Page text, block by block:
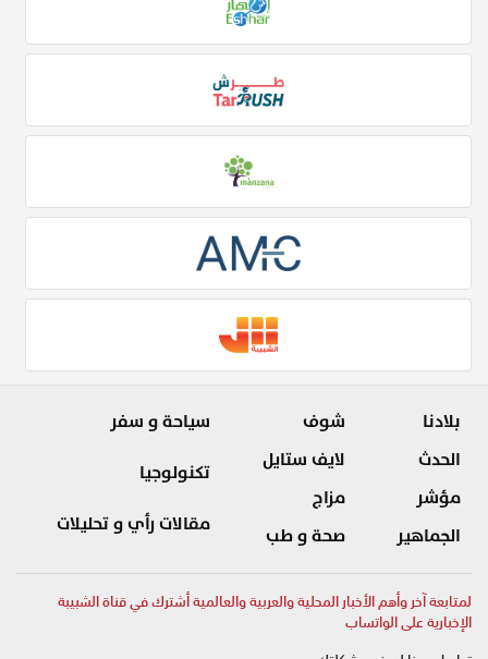
بلادنا
الحدث
مؤشر
الجماهير
شوف
لايف ستايل
مزاج
صحة و طب
سياحة و سفر
تكنولوجيا
مقالات رأي و تحليلات
لمتابعة آخر وأهم الأخبار المحلية والعربية والعالمية أشترك في قناة الشبيبة
الإخبارية على الواتساب